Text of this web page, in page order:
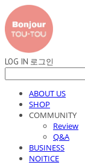
LOG IN 로그인
ABOUT US
SHOP
COMMUNITY
Review
Q&A
BUSINESS
NOITICE